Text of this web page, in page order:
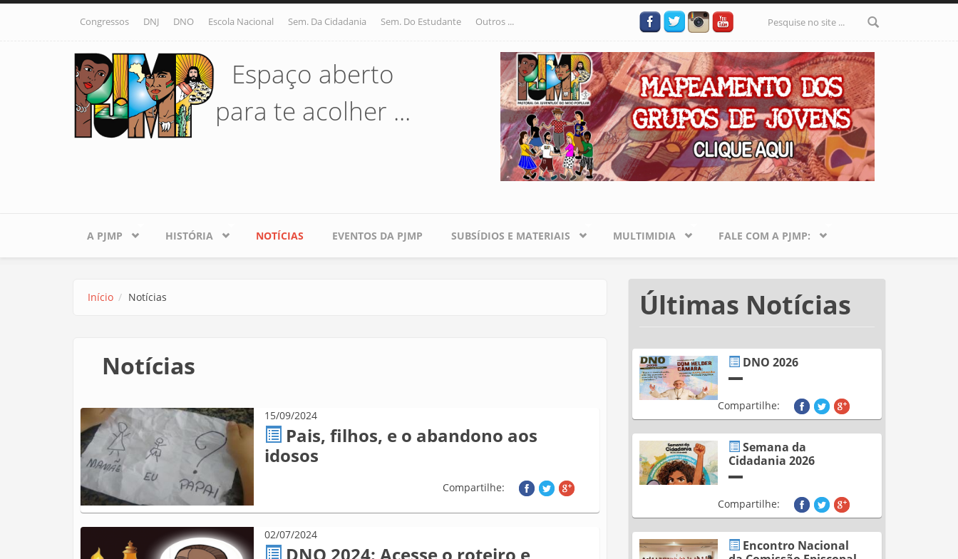
Pular para o conteúdo principal
Congressos DNJ DNO Escola Nacional Sem. Da Cidadania Sem. Do Estudante Outros ...
Formulário
de busca
Espaço aberto
para te acolher ...
A PJMP HISTÓRIA NOTÍCIAS EVENTOS DA PJMP SUBSÍDIOS E MATERIAIS MULTIMIDIA FALE COM A PJMP:
Início Notícias
Notícias
15/09/2024
Pais, filhos, e o abandono aos
idosos
Compartilhe:
02/07/2024
DNO 2024: Acesse o roteiro e
Páginas
Últimas Notícias
DNO 2026
Compartilhe:
Semana da
Cidadania 2026
Compartilhe:
Encontro Nacional